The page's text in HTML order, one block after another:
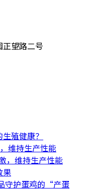
望路二号
殖健康？
维持生产性能
，维持生产性能
果
守护蛋鸡的“产蛋